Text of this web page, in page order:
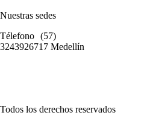
Nuestras sedes
Télefono (57)
3243926717 Medellín
Todos los derechos reservados